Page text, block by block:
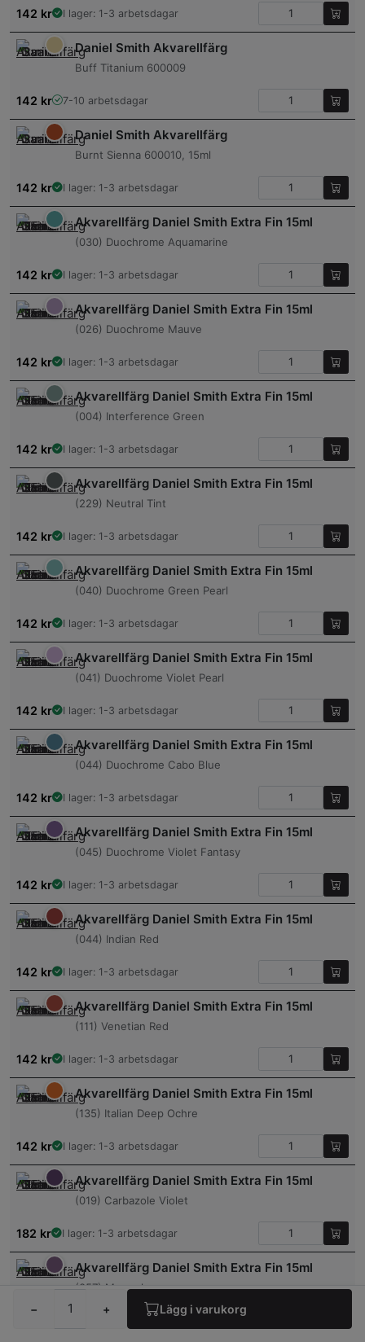
− + Lägg i varukorg
142 kr I lager: 1-3 arbetsdagar
Daniel Smith Akvarellfärg
Buff Titanium 600009
142 kr 7-10 arbetsdagar
Daniel Smith Akvarellfärg
Burnt Sienna 600010, 15ml
142 kr I lager: 1-3 arbetsdagar
Akvarellfärg Daniel Smith Extra Fin 15ml
(030) Duochrome Aquamarine
142 kr I lager: 1-3 arbetsdagar
Akvarellfärg Daniel Smith Extra Fin 15ml
(026) Duochrome Mauve
142 kr I lager: 1-3 arbetsdagar
Akvarellfärg Daniel Smith Extra Fin 15ml
(004) Interference Green
142 kr I lager: 1-3 arbetsdagar
Akvarellfärg Daniel Smith Extra Fin 15ml
(229) Neutral Tint
142 kr I lager: 1-3 arbetsdagar
Akvarellfärg Daniel Smith Extra Fin 15ml
(040) Duochrome Green Pearl
142 kr I lager: 1-3 arbetsdagar
Akvarellfärg Daniel Smith Extra Fin 15ml
(041) Duochrome Violet Pearl
142 kr I lager: 1-3 arbetsdagar
Akvarellfärg Daniel Smith Extra Fin 15ml
(044) Duochrome Cabo Blue
142 kr I lager: 1-3 arbetsdagar
Akvarellfärg Daniel Smith Extra Fin 15ml
(045) Duochrome Violet Fantasy
142 kr I lager: 1-3 arbetsdagar
Akvarellfärg Daniel Smith Extra Fin 15ml
(044) Indian Red
142 kr I lager: 1-3 arbetsdagar
Akvarellfärg Daniel Smith Extra Fin 15ml
(111) Venetian Red
142 kr I lager: 1-3 arbetsdagar
Akvarellfärg Daniel Smith Extra Fin 15ml
(135) Italian Deep Ochre
142 kr I lager: 1-3 arbetsdagar
Akvarellfärg Daniel Smith Extra Fin 15ml
(019) Carbazole Violet
182 kr I lager: 1-3 arbetsdagar
Akvarellfärg Daniel Smith Extra Fin 15ml
(057) Moonglow
I lager: 1-3 arbetsdagar